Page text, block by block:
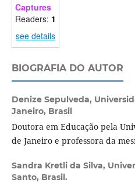
Captures
Readers: 1
see details
BIOGRAFIA DO AUTOR
Denize Sepulveda,
Janeiro, Brasil
Doutora em Educação pela
de Janeiro e professora da
Sandra Kretli da Silva,
Santo, Brasil.